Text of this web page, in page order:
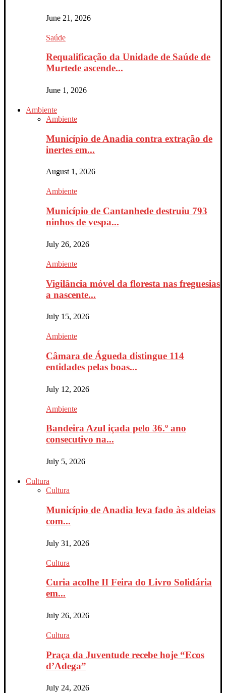
June 21, 2026
Saúde
Requalificação da Unidade de Saúde de
Murtede ascende...
June 1, 2026
Ambiente
Ambiente
Município de Anadia contra extração de
inertes em...
August 1, 2026
Ambiente
Município de Cantanhede destruiu 793
ninhos de vespa...
July 26, 2026
Ambiente
Vigilância móvel da floresta nas freguesias
a nascente...
July 15, 2026
Ambiente
Câmara de Águeda distingue 114
entidades pelas boas...
July 12, 2026
Ambiente
Bandeira Azul içada pelo 36.º ano
consecutivo na...
July 5, 2026
Cultura
Cultura
Município de Anadia leva fado às aldeias
com...
July 31, 2026
Cultura
Curia acolhe II Feira do Livro Solidária
em...
July 26, 2026
Cultura
Praça da Juventude recebe hoje “Ecos
d’Adega”
July 24, 2026